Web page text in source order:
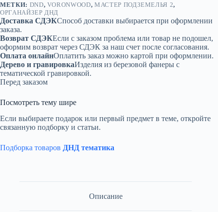
МЕТКИ: DND, VORONWOOD, МАСТЕР ПОДЗЕМЕЛЬЯ 2,
ОРГАНАЙЗЕР ДНД
Доставка СДЭКСпособ доставки выбирается при оформлении
заказа.
Возврат СДЭКЕсли с заказом проблема или товар не подошел,
оформим возврат через СДЭК за наш счет после согласования.
Оплата онлайнОплатить заказ можно картой при оформлении.
Дерево и гравировкаИзделия из березовой фанеры с
тематической гравировкой.
Перед заказом
Посмотреть тему шире
Если выбираете подарок или первый предмет в теме, откройте
связанную подборку и статьи.
Подборка товаров ДНД тематика
Описание